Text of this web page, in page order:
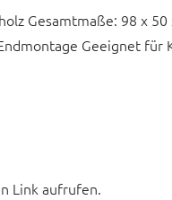
Gesamtmaße: 98 x 50
Geeignet für
Link aufrufen.